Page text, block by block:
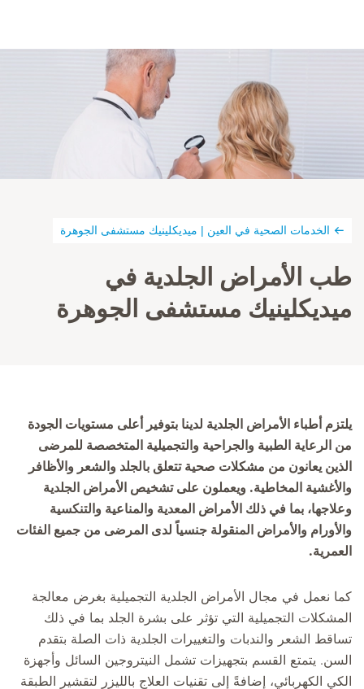
الخدمات الصحية في العين | ميديكلينيك مستشفى الجوهرة
طب الأمراض الجلدية في
ميديكلينيك مستشفى الجوهرة
يلتزم أطباء الأمراض الجلدية لدينا بتوفير أعلى مستويات الجودة
من الرعاية الطبية والجراحية والتجميلية المتخصصة للمرضى
الذين يعانون من مشكلات صحية تتعلق بالجلد والشعر والأظافر
والأغشية المخاطية. ويعملون على تشخيص الأمراض الجلدية
وعلاجها، بما في ذلك الأمراض المعدية والمناعية والتنكسية
والأورام والأمراض المنقولة جنسياً لدى المرضى من جميع الفئات
العمرية.
كما نعمل في مجال الأمراض الجلدية التجميلية بغرض معالجة
المشكلات التجميلية التي تؤثر على بشرة الجلد بما في ذلك
تساقط الشعر والندبات والتغييرات الجلدية ذات الصلة بتقدم
السن. يتمتع القسم بتجهيزات تشمل النيتروجين السائل وأجهزة
الكي الكهربائي، إضافةً إلى تقنيات العلاج بالليزر لتقشير الطبقة